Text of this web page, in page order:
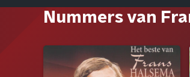
Nummers van